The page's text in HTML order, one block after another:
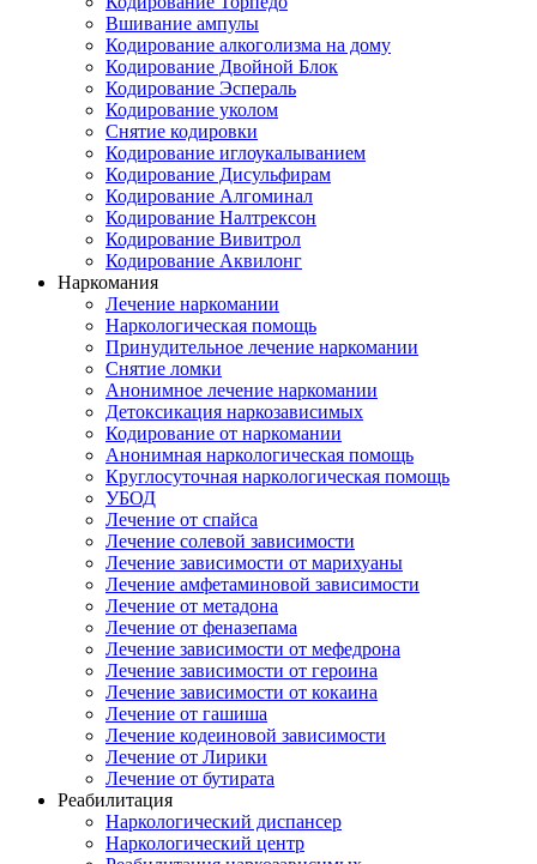
Вшивание ампулы
Кодирование алкоголизма на дому
Кодирование Двойной Блок
Кодирование Эспераль
Кодирование уколом
Снятие кодировки
Кодирование иглоукалыванием
Кодирование Дисульфирам
Кодирование Алгоминал
Кодирование Налтрексон
Кодирование Вивитрол
Кодирование Аквилонг
Наркомания
Лечение наркомании
Наркологическая помощь
Принудительное лечение наркомании
Снятие ломки
Анонимное лечение наркомании
Детоксикация наркозависимых
Кодирование от наркомании
Анонимная наркологическая помощь
Круглосуточная наркологическая помощь
УБОД
Лечение от спайса
Лечение солевой зависимости
Лечение зависимости от марихуаны
Лечение амфетаминовой зависимости
Лечение от метадона
Лечение от феназепама
Лечение зависимости от мефедрона
Лечение зависимости от героина
Лечение зависимости от кокаина
Лечение от гашиша
Лечение кодеиновой зависимости
Лечение от Лирики
Лечение от бутирата
Реабилитация
Наркологический диспансер
Наркологический центр